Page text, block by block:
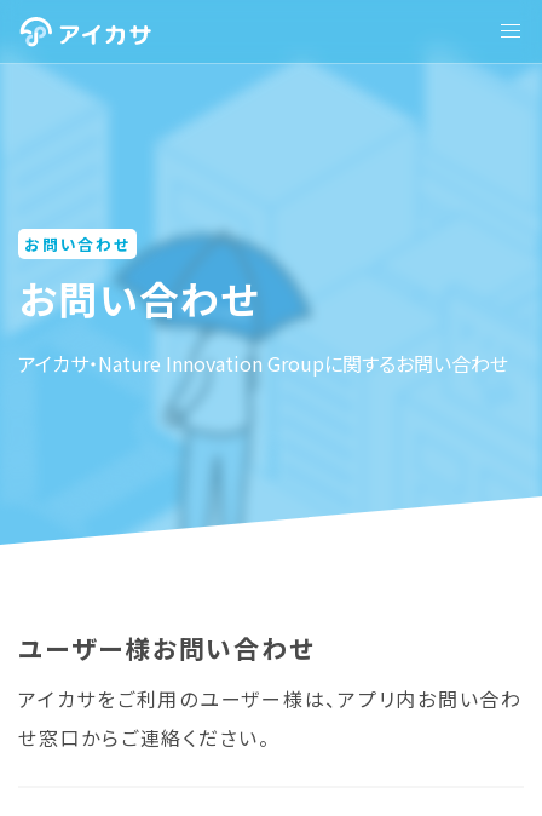
お問い合わせ
お問い合わせ
アイカサ・Nature Innovation Groupに関するお問い合わせ
ユーザー様お問い合わせ
アイカサをご利用のユーザー様は、アプリ内お問い合わ
せ窓口からご連絡ください。